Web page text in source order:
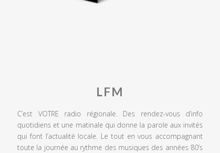
LFM
C’est VOTRE radio régionale. Des rendez-vous d’info
quotidiens et une matinale qui donne la parole aux invités
qui font l’actualité locale. Le tout en vous accompagnant
toute la journée au rythme des musiques des années 80’s